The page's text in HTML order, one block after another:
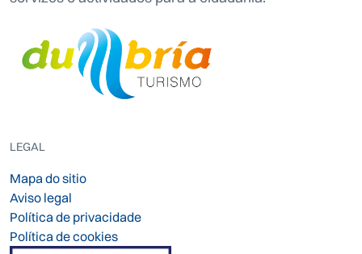
LEGAL
Mapa do sitio
Aviso legal
Política de privacidade
Política de cookies